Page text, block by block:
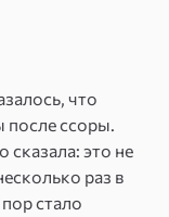
их быть
что
после ссоры.
сказала: это не
раз в
стало